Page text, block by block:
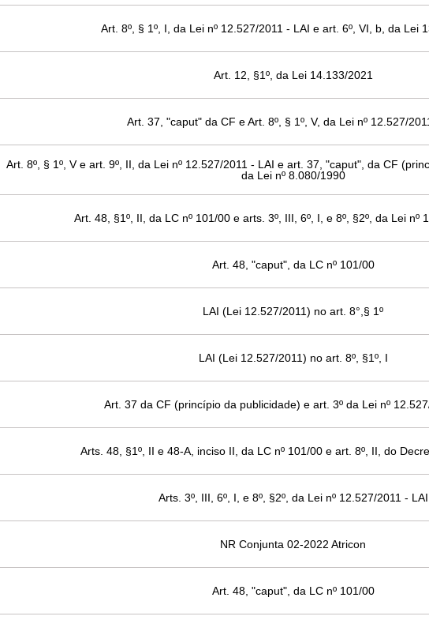
Art. 8º, § 1º, I, da Lei nº 12.527/2011 - LAI e art. 6º, VI, b, da Lei
Art. 12, §1º, da Lei 14.133/2021
Art. 37, "caput" da CF e Art. 8º, § 1º, V, da Lei nº 12.527/
Art. 8º, § 1º, V e art. 9º, II, da Lei nº 12.527/2011 - LAI e art. 37, "caput", da CF
da Lei nº 8.080/1990
Art. 48, §1º, II, da LC nº 101/00 e arts. 3º, III, 6º, I, e 8º, §2º, da Lei nº
Art. 48, "caput", da LC nº 101/00
LAI (Lei 12.527/2011) no art. 8°,§ 1º
LAI (Lei 12.527/2011) no art. 8º, §1º, I
Art. 37 da CF (princípio da publicidade) e art. 3º da Lei nº
Arts. 48, §1º, II e 48-A, inciso II, da LC nº 101/00 e art. 8º, II, do
Arts. 3º, III, 6º, I, e 8º, §2º, da Lei nº 12.527/2011 - LAI
NR Conjunta 02-2022 Atricon
Art. 48, "caput", da LC nº 101/00